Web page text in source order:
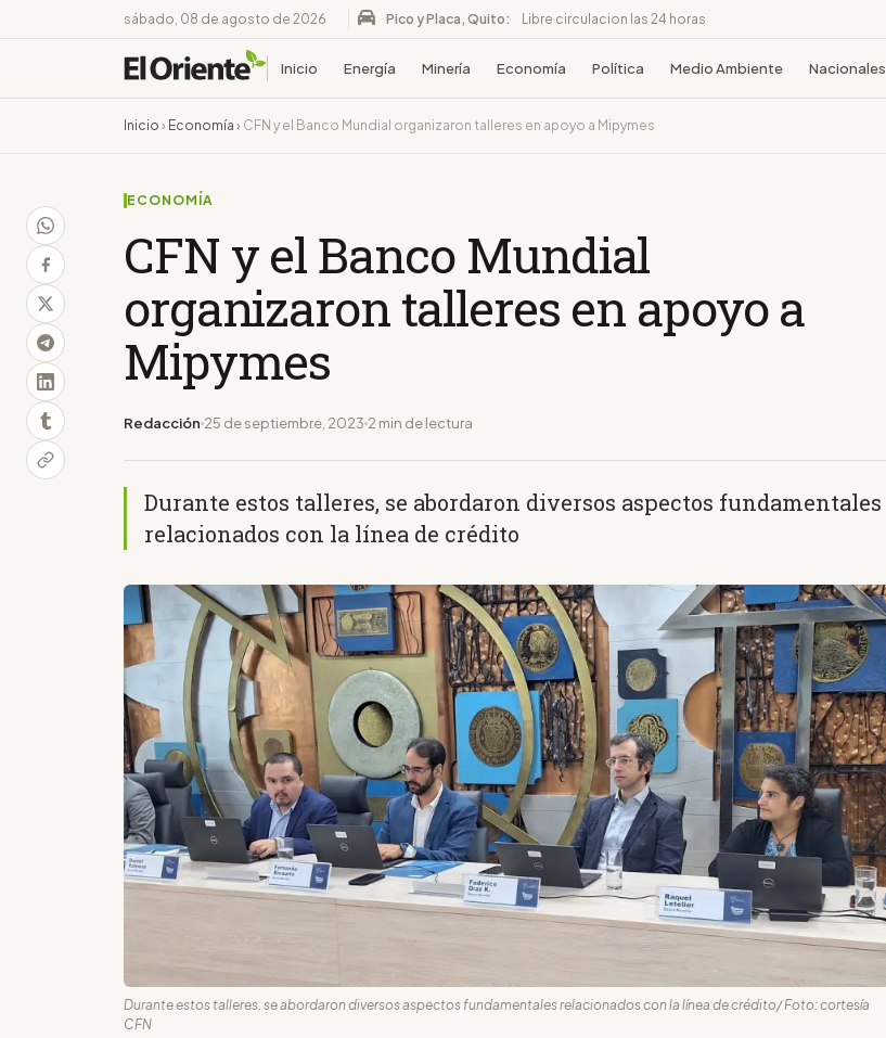
sábado, 08 de agosto de 2026 Pico y Placa, Quito: Libre circulacion las 24 horas
Inicio Energía Minería Economía Política Medio Ambiente Nacionales
Inicio › Economía › CFN y el Banco Mundial organizaron talleres en apoyo a Mipymes
ECONOMÍA
CFN y el Banco Mundial
organizaron talleres en apoyo a
Mipymes
Redacción 25 de septiembre, 2023 2 min de lectura
Durante estos talleres, se abordaron diversos aspectos fundamentales
relacionados con la línea de crédito
Durante estos talleres, se abordaron diversos aspectos fundamentales relacionados con la línea de crédito/ Foto: cortesía
CFN